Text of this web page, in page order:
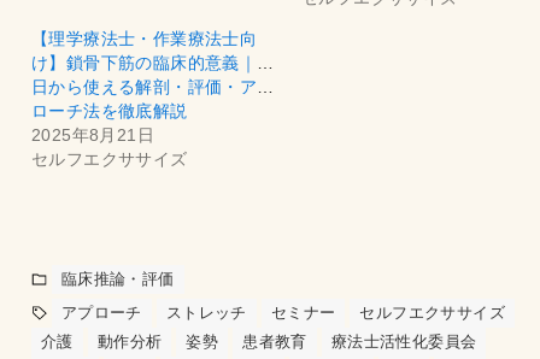
【理学療法士・作業療法士向
け】鎖骨下筋の臨床的意義｜明
日から使える解剖・評価・アプ
ローチ法を徹底解説
2025年8月21日
セルフエクササイズ
臨床推論・評価
アプローチ
ストレッチ セミナー
セルフエクササイズ
介護
動作分析 姿勢 患者教育
療法士活性化委員会